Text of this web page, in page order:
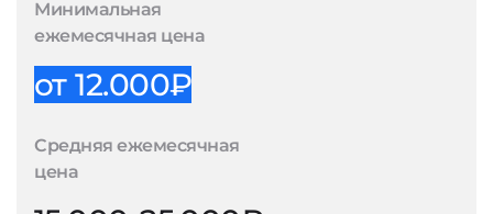
Минимальная
ежемесячная цена
от 12.000₽
Средняя ежемесячная
цена